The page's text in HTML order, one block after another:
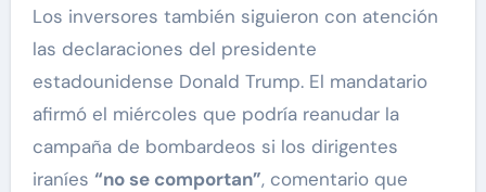
Los inversores también siguieron con atención
las declaraciones del presidente
estadounidense Donald Trump. El mandatario
afirmó el miércoles que podría reanudar la
campaña de bombardeos si los dirigentes
iraníes “no se comportan”, comentario que